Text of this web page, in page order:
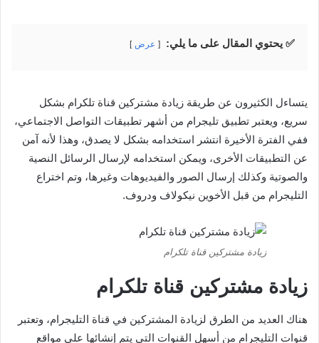
✅ يحتوي المقال على ما يلي: عرض
يتساءل الكثيرون عن طريقة زيادة مشتركين قناة تلكرام بشكل
سريع، ويعتبر تطبيق تليجرام من أشهر تطبيقات التواصل الاجتماعي،
ففي الفترة الأخيرة انتشر استخدامه بشكل لا يصدق، وهذا لأنه آمن
عن التطبيقات الأخرى، ويمكن استخدامه لإرسال الرسائل النصية
والصوتية وكذلك إرسال الصور والفيديوهات وغيرها، وتم اختراع
التليجرام من قبل الأخوين نيكولاف ودروف.
زيادة مشتركين قناة تلكرام
زيادة مشتركين قناة تلكرام
هناك العديد من الطرق لزيادة المشتركين في قناة التليجرام، وتعتبر
قنوات التليجرام من أسهل القنوات التي يتم إنشائها على مواقع